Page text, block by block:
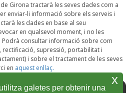
Girona tractarà les seves dades com a
enviar-li informació sobre els serveis i
les dades en base al seu
en qualsevol moment, i no les
consultar informació sobre com
rectificació, supressió, portabilitat i
i sobre el tractament de les seves
en aquest enllaç.
galetes per obtenir una
x